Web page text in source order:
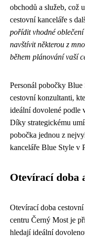
obchodů a služeb, což
cestovní kanceláře s
pořídit vhodné
navštívit některou z
během plánování vaší
Personál pobočky
cestovní konzultanti,
ideální dovolené podle
Díky strategickému
pobočka jednou z
kanceláře Blue Style v
Otevírací doba
Otevírací doba
centru Černý Most je
hledají ideální